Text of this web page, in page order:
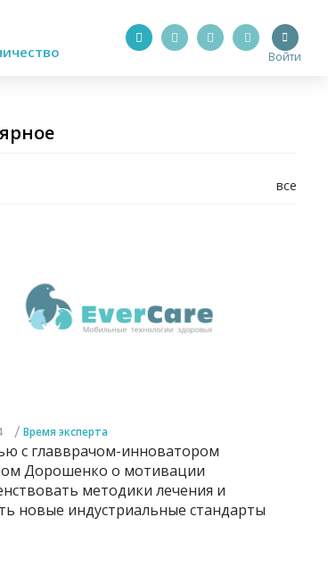
Войти
все
/ Время эксперта
с главврачом-инноватором
Дорошенко о мотивации
методики лечения и
новые индустриальные стандарты